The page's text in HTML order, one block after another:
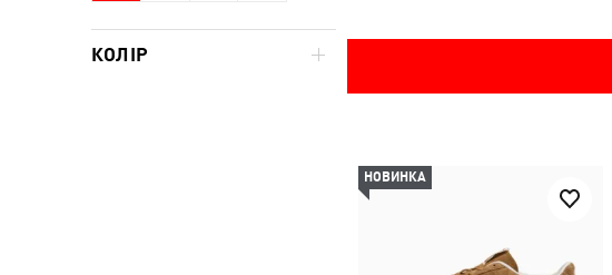
НОВИНКА
КОЛІР